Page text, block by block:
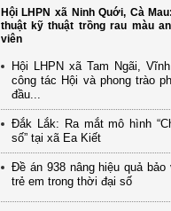
Hội LHPN xã Ninh Quới, Cà
thuật kỹ thuật trồng rau màu
viên
Hội LHPN xã Tam Ngãi,
công tác Hội và phong trào
đầu...
Đắk Lắk: Ra mắt mô hình
số” tại xã Ea Kiết
Đề án 938 nâng hiệu quả
trẻ em trong thời đại số